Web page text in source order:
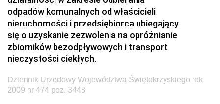
i Gospodarki Żywnościowej
Dziennik Urzędowy Ministra Spraw Wewnętrznych
Dziennik Urzędowy Ministra Transportu, Budownictwa
i Gospodarki Morskiej
Dziennik Urzędowy Ministra Administracji i Cyfryzacji
Dziennik Urzędowy Głównego Inspektora Ochrony
odpadów komunalnych od właścicieli
nieruchomości i przedsiębiorca ubiegający
się o uzyskanie zezwolenia na opróżnianie
zbiorników bezodpływowych i transport
nieczystości ciekłych.
Dziennik Urzędowy Województwa Świętokrzyskiego rok
2009 nr 474 poz. 3448